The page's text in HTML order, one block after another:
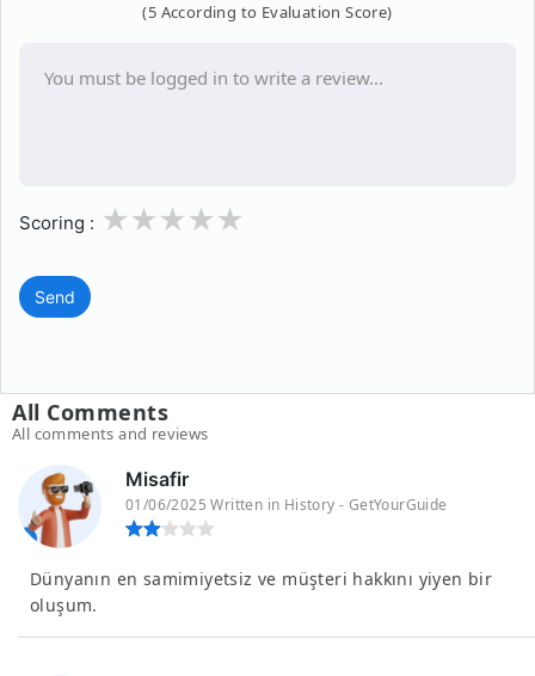
(5 According to Evaluation Score)
Scoring : 3
2
1
Send
All Comments
All comments and reviews
Misafir
01/06/2025 Written in History - GetYourGuide
Dünyanın en samimiyetsiz ve müşteri hakkını yiyen bir
oluşum.